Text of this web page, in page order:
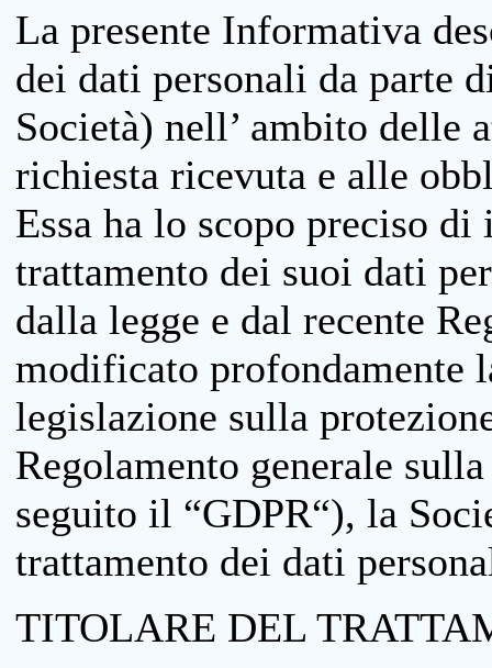
La presente Informativa
dei dati personali da parte
Società) nell’ ambito delle
richiesta ricevuta e alle
Essa ha lo scopo preciso
trattamento dei suoi dati
dalla legge e dal recente
modificato profondamente
legislazione sulla
Regolamento generale
seguito il “GDPR“), la
trattamento dei dati
TITOLARE DEL